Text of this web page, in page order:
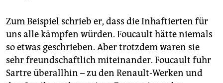
Zum Beispiel schrieb er, dass die Inhaftierten für
uns alle kämpfen würden. Foucault hätte niemals
so etwas geschrieben. Aber trotzdem waren sie
sehr freundschaftlich miteinander. Foucault fuhr
Sartre überallhin – zu den Renault-Werken und